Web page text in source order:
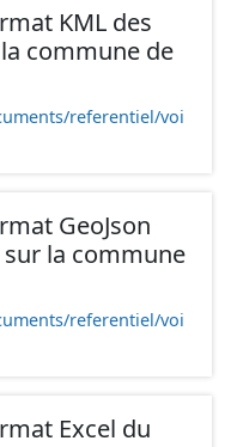
KML des
commune de
referentiel/voi
GeoJson
la commune
referentiel/voi
Excel du